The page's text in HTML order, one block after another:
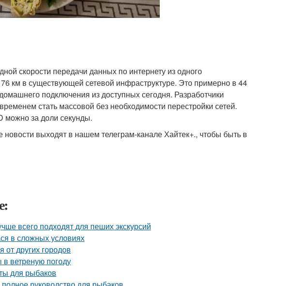
скорости передачи данных по интернету из одного
км в существующей сетевой инфраструктуре. Это примерно в 44
подключения из доступных сегодня. Разработчики
стать массовой без необходимости перестройки сетей.
можно за доли секунды.
выходят в нашем телеграм-канале Хайтек+., чтобы быть в
всего подходят для пеших экскурсий
в сложных условиях
других городов
ветреную погоду
для рыбаков